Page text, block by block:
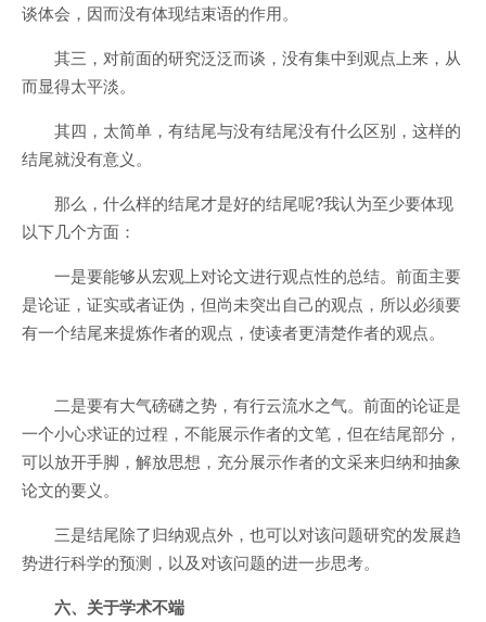
谈体会，因而没有体现结束语的作用。
其三，对前面的研究泛泛而谈，没有集中到观点上来，从
而显得太平淡。
其四，太简单，有结尾与没有结尾没有什么区别，这样的
结尾就没有意义。
那么，什么样的结尾才是好的结尾呢?我认为至少要体现
以下几个方面：
一是要能够从宏观上对论文进行观点性的总结。前面主要
是论证，证实或者证伪，但尚未突出自己的观点，所以必须要
有一个结尾来提炼作者的观点，使读者更清楚作者的观点。
二是要有大气磅礴之势，有行云流水之气。前面的论证是
一个小心求证的过程，不能展示作者的文笔，但在结尾部分，
可以放开手脚，解放思想，充分展示作者的文采来归纳和抽象
论文的要义。
三是结尾除了归纳观点外，也可以对该问题研究的发展趋
势进行科学的预测，以及对该问题的进一步思考。
六、关于学术不端